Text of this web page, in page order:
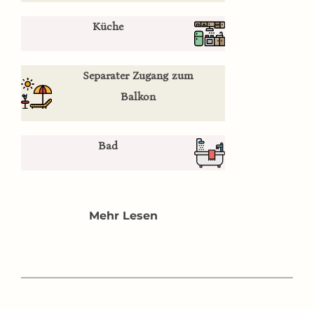
Küche
Separater Zugang zum
Balkon
Bad
Mehr Lesen